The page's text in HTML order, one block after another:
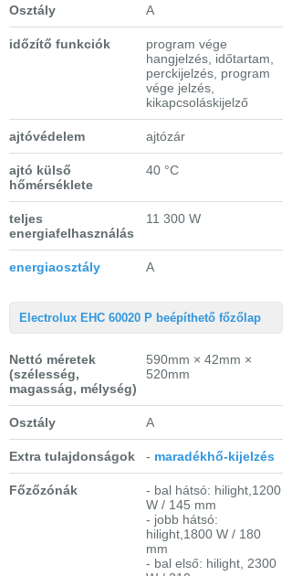
Osztály A
időzítő funkciók
program vége
hangjelzés, időtartam,
perckijelzés, program
vége jelzés,
kikapcsoláskijelző
ajtóvédelem ajtózár
ajtó külső
hőmérséklete
40 °C
teljes
energiafelhasználás
11 300 W
energiaosztály A
Electrolux EHC 60020 P beépíthető főzőlap
Nettó méretek
(szélesség,
magasság, mélység)
590mm × 42mm ×
520mm
Osztály A
Extra tulajdonságok - maradékhő-kijelzés
Főzőzónák
- bal hátsó: hilight,1200
W / 145 mm
- jobb hátsó:
hilight,1800 W / 180
mm
- bal első: hilight, 2300